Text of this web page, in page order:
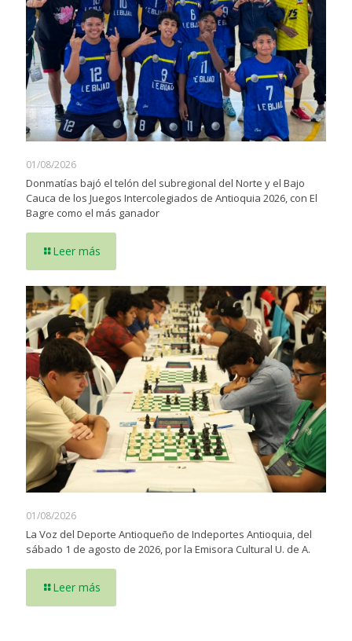
01/08/2026
Donmatías bajó el telón del subregional del Norte y el Bajo
Cauca de los Juegos Intercolegiados de Antioquia 2026, con El
Bagre como el más ganador
Leer más
01/08/2026
La Voz del Deporte Antioqueño de Indeportes Antioquia, del
sábado 1 de agosto de 2026, por la Emisora Cultural U. de A.
Leer más